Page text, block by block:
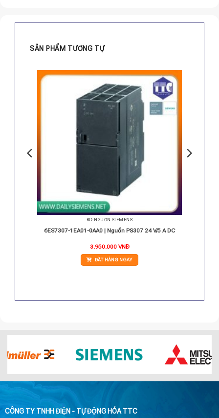
SẢN PHẨM TƯƠNG TỰ
BỘ NGUỒN SIEMENS
6ES7307-1EA01-0AA0 | Nguồn PS307 24 V/5 A DC
3.950.000 VNĐ
ĐẶT HÀNG NGAY
CÔNG TY TNHH ĐIỆN - TỰ ĐỘNG HÓA TTC